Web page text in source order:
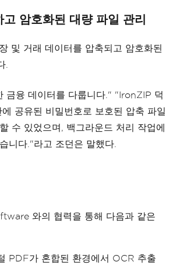
암호화된 대량 파일 관리
및 거래 데이터를 압축되고 암호화된
.
금융 데이터를 다룹니다." "IronZIP 덕
공유된 비밀번호로 보호된 압축 파일
수 있었으며, 백그라운드 처리 작업에
니다."라고 조던은 말했다.
와의 협력을 통해 다음과 같은
PDF가 혼합된 환경에서 OCR 추출